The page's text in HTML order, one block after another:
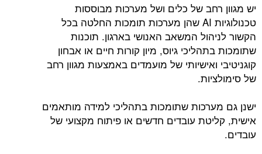
יש מגוון רחב של כלים ושל מערכות מבוססות
טכנולוגיות AI שהן מערכות תומכות החלטה בכל
הקשור לניהול המשאב האנושי בארגון. תוכנות
שתומכות בתהליכי גיוס, מיון קורות חיים או אבחון
קוגניטיבי ואישיותי של מועמדים באמצעות מגוון רחב
של סימולציות.
ישנן גם מערכות שתומכות בתהליכי למידה מותאמים
אישית, קליטת עובדים חדשים או פיתוח מקצועי של
עובדים.